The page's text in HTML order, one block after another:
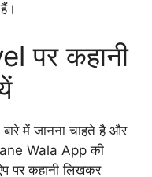
पर कहानी
में जानना चाहते है और
Wala App की
पर कहानी लिखकर